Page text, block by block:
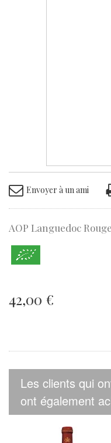
Envoyer à un ami
AOP Languedoc
42,00 €
Les clients qui
ont également